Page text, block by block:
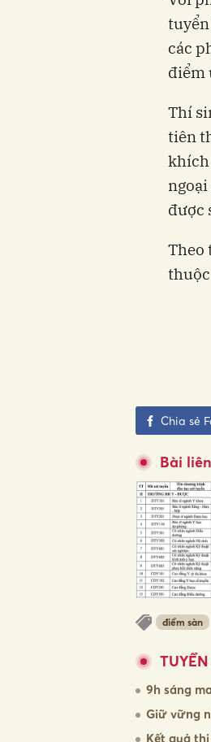
các
điểm
Thí
tiên
khích
được
Theo
Chia sẻ
Bài
điểm sàn
9h sáng
Giữ vững
Kết quả